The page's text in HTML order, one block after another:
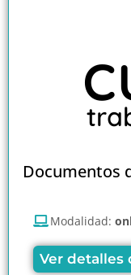
Documentos
Modalidad:
Ver detalles